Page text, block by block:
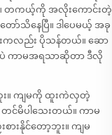
တယ်။ တကယ့်ကို အလိုးကောင်းတဲ့
ာ်သိနေပြီ။ ဒါပေမယ့် အခု
းကလည်း ပိုသန်တယ်။ ဆော
ပဲ ကာမအရသာဆိုတာ ဒီလို
ဘူး။ ကျမကို ထူးကဲလှတဲ့
င်မိပါသေးတယ်။ ကာမ
းနိုင်တော့ဘူး။ ကျမ